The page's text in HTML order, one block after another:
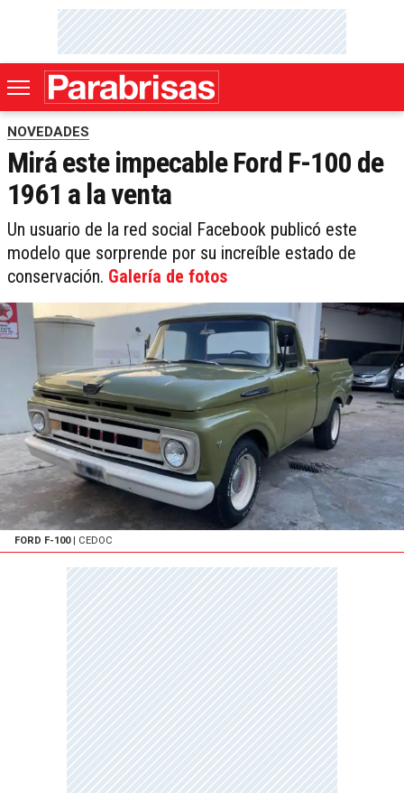
NOVEDADES
Mirá este impecable Ford F-100 de
1961 a la venta
Un usuario de la red social Facebook publicó este
modelo que sorprende por su increíble estado de
conservación. Galería de fotos
FORD F-100| CEDOC